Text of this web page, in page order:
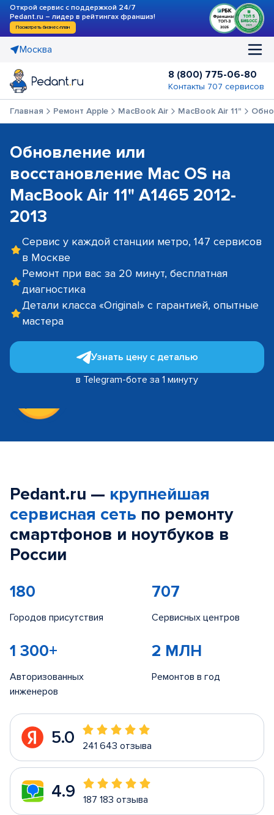
Открой сервис с поддержкой 24/7
Pedant.ru – лидер в рейтингах франшиз!
Посмотреть бизнес-план
Москва
8 (800) 775-06-80
Контакты 707 сервисов
Главная Ремонт Apple MacBook Air MacBook Air 11"
Обновление или
восстановление Mac OS на
MacBook Air 11" A1465 2012-
2013
Сервис у каждой станции метро, 147 сервисов
в Москве
Ремонт при вас за 20 минут, бесплатная
диагностика
Детали класса «Original» с гарантией, опытные
мастера
Узнать цену с деталью
в Telegram-боте за 1 минуту
Pedant.ru — крупнейшая
сервисная сеть по ремонту
смартфонов и ноутбуков в
России
180
Городов присутствия
707
Сервисных центров
1 300+
Авторизованных
инженеров
2 МЛН
Ремонтов в год
5.0 241 643 отзыва
4.9 187 183 отзыва